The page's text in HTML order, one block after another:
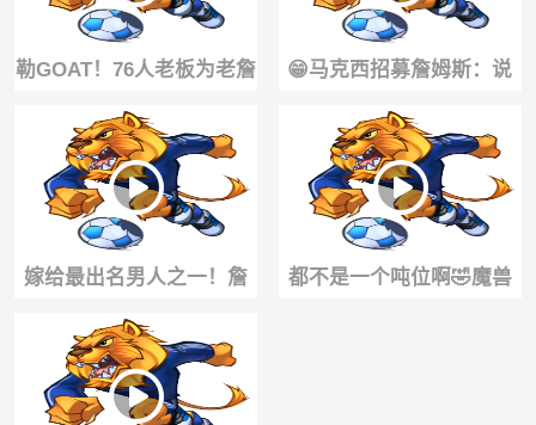
勒GOAT！76人老板为老詹
加盟兴奋不已：他相信我
们有争冠实力
😁马克西招募詹姆斯：说
服他并不是难 几次电话几
条短信搞定
嫁给最出名男人之一！詹
嫂：詹姆斯有一点特别好
他始终表里如一
都不是一个吨位啊🤣魔兽